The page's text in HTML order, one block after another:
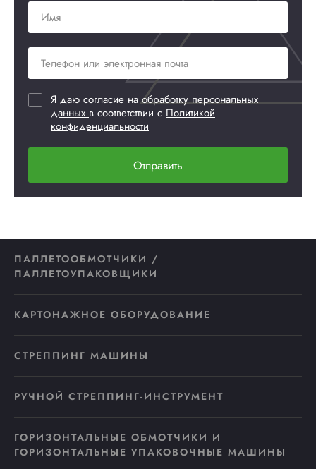
Я даю согласие на обработку персональных
данныхв соответствии с Политикой
конфиденциальности
Отправить
ПАЛЛЕТООБМОТЧИКИ /
ПАЛЛЕТОУПАКОВЩИКИ
КАРТОНАЖНОЕ ОБОРУДОВАНИЕ
СТРЕППИНГ МАШИНЫ
РУЧНОЙ СТРЕППИНГ-ИНСТРУМЕНТ
ГОРИЗОНТАЛЬНЫЕ ОБМОТЧИКИ И
ГОРИЗОНТАЛЬНЫЕ УПАКОВОЧНЫЕ МАШИНЫ